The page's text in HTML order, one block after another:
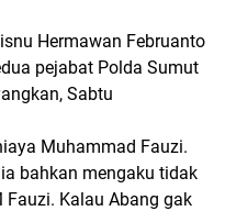
Hermawan Februanto
pejabat Polda Sumut
Sabtu
Muhammad Fauzi.
bahkan mengaku tidak
Kalau Abang gak